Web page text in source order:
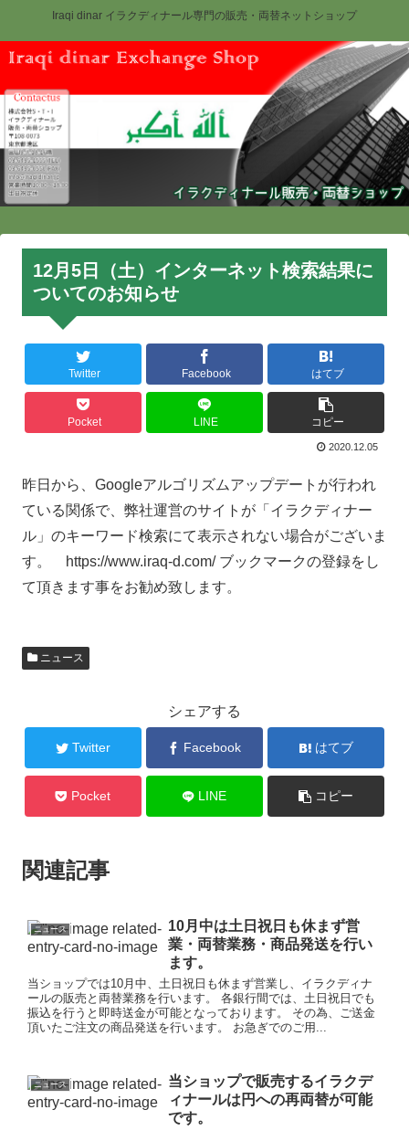
Iraqi dinar イラクディナール専門の販売・両替ネットショップ
12月5日（土）インターネット検索結果に
ついてのお知らせ
Twitter Facebook はてブ
Pocket LINE コピー
2020.12.05
昨日から、Googleアルゴリズムアップデートが行われ
ている関係で、弊社運営のサイトが「イラクディナー
ル」のキーワード検索にて表示されない場合がございま
す。 https://www.iraq-d.com/ ブックマークの登録をし
て頂きます事をお勧め致します。
ニュース
シェアする
Twitter Facebook はてブ
Pocket LINE コピー
関連記事
ニュース
10月中は土日祝日も休まず営
業・両替業務・商品発送を行い
ます。
当ショップでは10月中、土日祝日も休まず営業し、イラクディナ
ールの販売と両替業務を行います。 各銀行間では、土日祝日でも
振込を行うと即時送金が可能となっております。 その為、ご送金
頂いたご注文の商品発送を行います。 お急ぎでのご用...
ニュース
当ショップで販売するイラクデ
ィナールは円への再両替が可能
です。